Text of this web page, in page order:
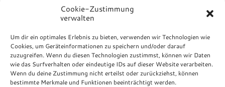
Cookie-Zustimmung
verwalten
Um dir ein optimales Erlebnis zu bieten, verwenden wir Technologien wie
Cookies, um Geräteinformationen zu speichern und/oder darauf
zuzugreifen. Wenn du diesen Technologien zustimmst, können wir Daten
wie das Surfverhalten oder eindeutige IDs auf dieser Website verarbeiten.
Wenn du deine Zustimmung nicht erteilst oder zurückziehst, können
bestimmte Merkmale und Funktionen beeinträchtigt werden.
BIO GRAUER
Kontakt: +49 7072 23 07
Bio Grauer
Hurschstrasse 4
DE-72810 Gomaringen